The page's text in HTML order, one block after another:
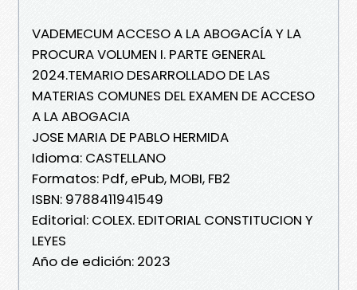
VADEMECUM ACCESO A LA ABOGACÍA Y LA
PROCURA VOLUMEN I. PARTE GENERAL
2024.TEMARIO DESARROLLADO DE LAS
MATERIAS COMUNES DEL EXAMEN DE ACCESO
A LA ABOGACIA
JOSE MARIA DE PABLO HERMIDA
Idioma: CASTELLANO
Formatos: Pdf, ePub, MOBI, FB2
ISBN: 9788411941549
Editorial: COLEX. EDITORIAL CONSTITUCION Y
LEYES
Año de edición: 2023